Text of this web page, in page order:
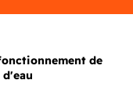
de